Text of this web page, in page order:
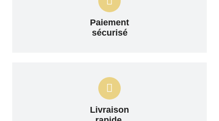
Paiement
sécurisé
Livraison